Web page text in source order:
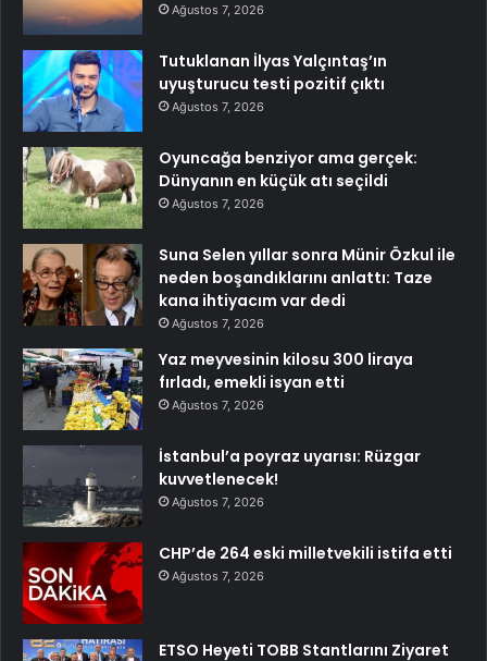
Ağustos 7, 2026
Tutuklanan İlyas Yalçıntaş’ın
uyuşturucu testi pozitif çıktı
Ağustos 7, 2026
Oyuncağa benziyor ama gerçek:
Dünyanın en küçük atı seçildi
Ağustos 7, 2026
Suna Selen yıllar sonra Münir Özkul ile
neden boşandıklarını anlattı: Taze
kana ihtiyacım var dedi
Ağustos 7, 2026
Yaz meyvesinin kilosu 300 liraya
fırladı, emekli isyan etti
Ağustos 7, 2026
İstanbul’a poyraz uyarısı: Rüzgar
kuvvetlenecek!
Ağustos 7, 2026
CHP’de 264 eski milletvekili istifa etti
Ağustos 7, 2026
ETSO Heyeti TOBB Stantlarını Ziyaret